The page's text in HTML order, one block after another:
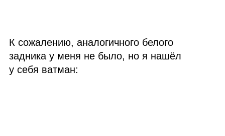
К сожалению, аналогичного белого
задника у меня не было, но я нашёл
у себя ватман: